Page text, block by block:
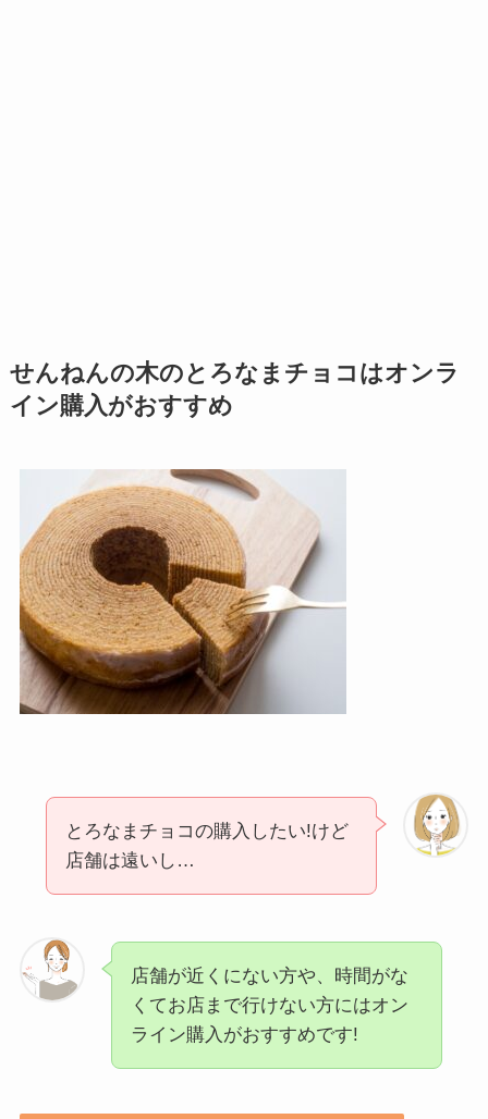
せんねんの木のとろなまチョコはオンラ
イン購入がおすすめ
とろなまチョコの購入したい!けど
店舗は遠いし…
店舗が近くにない方や、時間がな
くてお店まで行けない方にはオン
ライン購入がおすすめです!